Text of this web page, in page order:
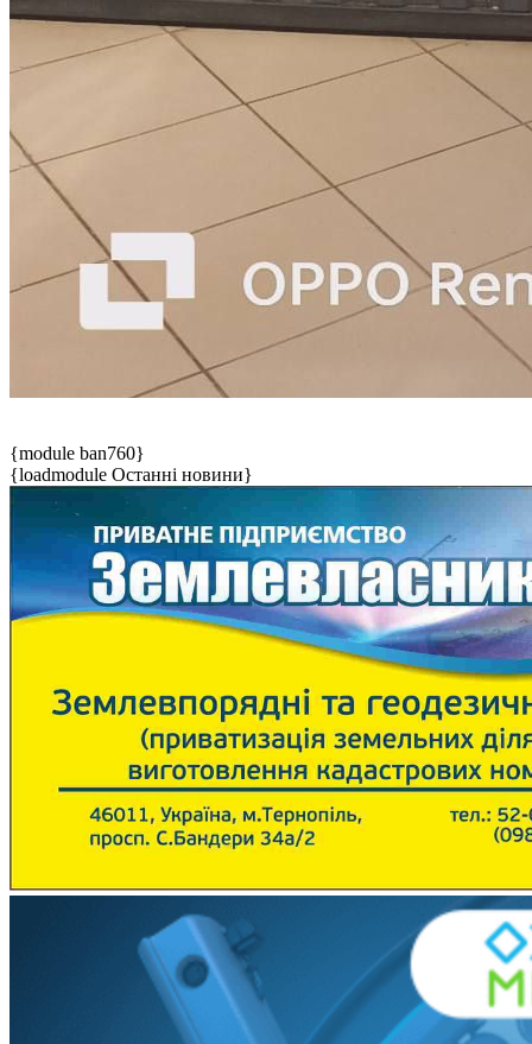
{module ban760}
{loadmodule Останні новини}